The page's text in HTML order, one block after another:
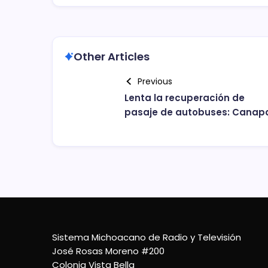
Other Articles
Previous
Lenta la recuperación de
pasaje de autobuses:
Sistema Michoacano de Radio y Televisión
José Rosas Moreno #200
Colonia Vista Bella